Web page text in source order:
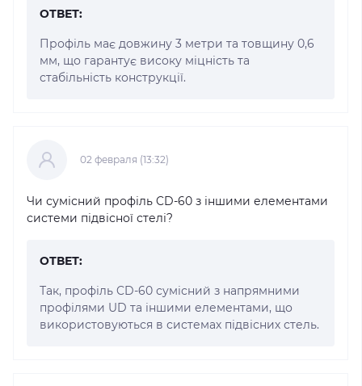
ОТВЕТ:
Профіль має довжину 3 метри та товщину 0,6
мм, що гарантує високу міцність та
стабільність конструкції.
02 февраля (13:32)
Чи сумісний профіль CD-60 з іншими елементами
системи підвісної стелі?
ОТВЕТ:
Так, профіль CD-60 сумісний з напрямними
профілями UD та іншими елементами, що
використовуються в системах підвісних стель.